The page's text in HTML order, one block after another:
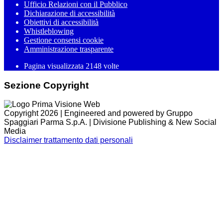
Ufficio Relazioni con il Pubblico
Dichiarazione di accessibilità
Obiettivi di accessibilità
Whistleblowing
Gestione consensi cookie
Amministrazione trasparente
Pagina visualizzata 2148 volte
Sezione Copyright
Copyright 2026 | Engineered and powered by Gruppo
Spaggiari Parma S.p.A. | Divisione Publishing & New Social
Media
Disclaimer trattamento dati personali